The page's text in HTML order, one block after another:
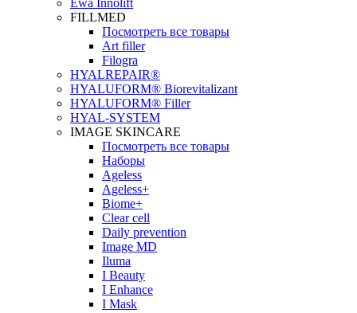
Ewa Innolift
FILLMED
Посмотреть все товары
Art filler
Filogra
НYALREPAIR®
HYALUFORM® Biorevitalizant
HYALUFORM® Filler
HYAL-SYSTEM
IMAGE SKINCARE
Посмотреть все товары
Наборы
Ageless
Ageless+
Biome+
Clear cell
Daily prevention
Image MD
Iluma
I Beauty
I Enhance
I Mask